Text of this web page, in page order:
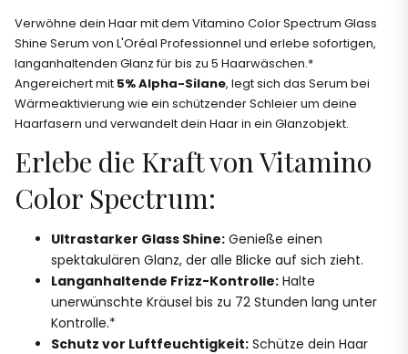
Verwöhne dein Haar mit dem Vitamino Color Spectrum Glass
Shine Serum von L'Oréal Professionnel und erlebe sofortigen,
langanhaltenden Glanz für bis zu 5 Haarwäschen.*
Angereichert mit 5% Alpha-Silane, legt sich das Serum bei
Wärmeaktivierung wie ein schützender Schleier um deine
Haarfasern und verwandelt dein Haar in ein Glanzobjekt.
Erlebe die Kraft von Vitamino
Color Spectrum:
Ultrastarker Glass Shine: Genieße einen
spektakulären Glanz, der alle Blicke auf sich zieht.
Langanhaltende Frizz-Kontrolle: Halte
unerwünschte Kräusel bis zu 72 Stunden lang unter
Kontrolle.*
Schutz vor Luftfeuchtigkeit: Schütze dein Haar